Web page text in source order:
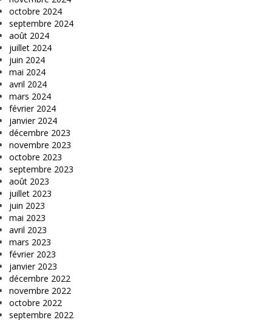
octobre 2024
septembre 2024
août 2024
juillet 2024
juin 2024
mai 2024
avril 2024
mars 2024
février 2024
janvier 2024
décembre 2023
novembre 2023
octobre 2023
septembre 2023
août 2023
juillet 2023
juin 2023
mai 2023
avril 2023
mars 2023
février 2023
janvier 2023
décembre 2022
novembre 2022
octobre 2022
septembre 2022